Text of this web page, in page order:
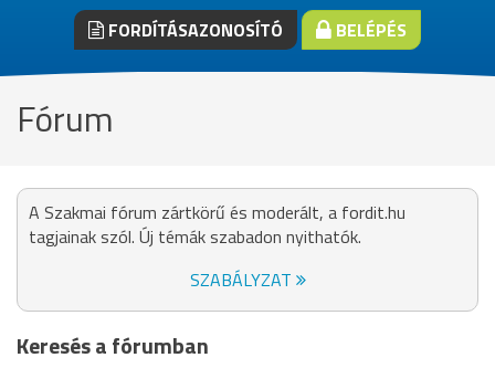
FORDÍTÁSAZONOSÍTÓ BELÉPÉS
Fórum
A Szakmai fórum zártkörű és moderált, a fordit.hu
tagjainak szól. Új témák szabadon nyithatók.
SZABÁLYZAT
Keresés a fórumban